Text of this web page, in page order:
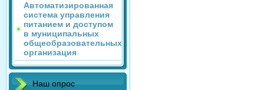
Автоматизированная
система управления
питанием и доступом
в муниципальных
общеобразовательных
организация
Наш опрос